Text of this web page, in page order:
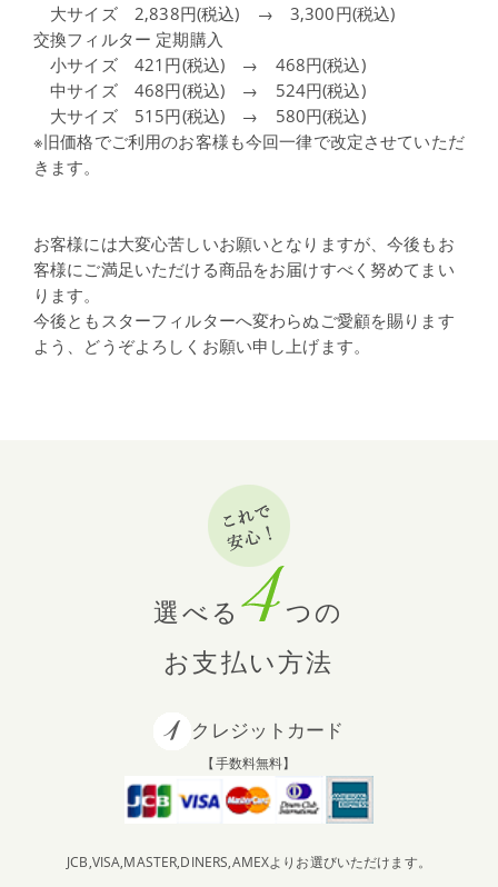
大サイズ 2,838円(税込) → 3,300円(税込)
交換フィルター 定期購入
小サイズ 421円(税込) → 468円(税込)
中サイズ 468円(税込) → 524円(税込)
大サイズ 515円(税込) → 580円(税込)
※旧価格でご利用のお客様も今回一律で改定させていただ
きます。
お客様には大変心苦しいお願いとなりますが、今後もお
客様にご満足いただける商品をお届けすべく努めてまい
ります。
今後ともスターフィルターへ変わらぬご愛顧を賜ります
よう、どうぞよろしくお願い申し上げます。
選べる
つの
お支払い方法
クレジットカード
【手数料無料】
JCB,VISA,MASTER,DINERS,AMEXよりお選びいただけます。